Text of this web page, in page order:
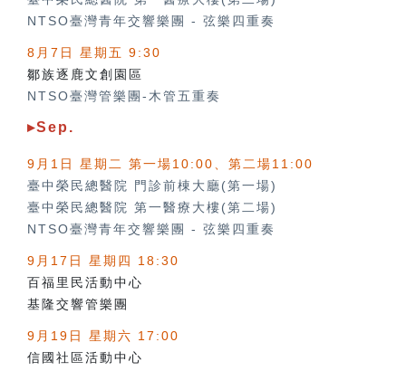
NTSO臺灣青年交響樂團 - 弦樂四重奏
8月7日 星期五 9:30
鄒族逐鹿文創園區
NTSO臺灣管樂團-木管五重奏
▸Sep.
9月1日 星期二 第一場10:00、第二場11:00
臺中榮民總醫院 門診前棟大廳(第一場)
臺中榮民總醫院 第一醫療大樓(第二場)
NTSO臺灣青年交響樂團 - 弦樂四重奏
9月17日 星期四 18:30
百福里民活動中心
基隆交響管樂團
9月19日 星期六 17:00
信國社區活動中心